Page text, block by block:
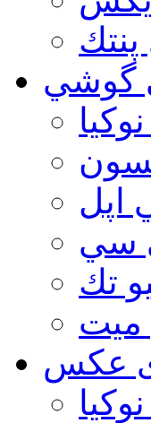
گوشي
اپل
سي
تك
عکس